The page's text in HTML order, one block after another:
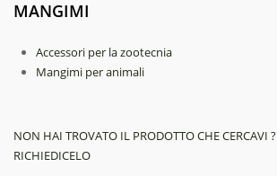
MANGIMI
Accessori per la zootecnia
Mangimi per animali
NON HAI TROVATO IL PRODOTTO CHE CERCAVI ?
RICHIEDICELO